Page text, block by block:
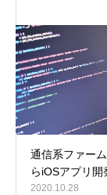
通信系ファー
らiOSアプリ
2020.10.28